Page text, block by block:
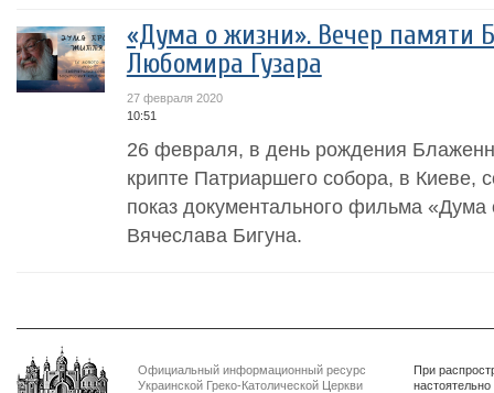
«Дума о жизни». Вечер памяти
Любомира Гузара
27 февраля 2020
10:51
26 февраля, в день рождения
крипте Патриаршего собора, в Киеве,
показ документального фильма
Вячеслава Бигуна.
Официальный информационный ресурс
Украинской Греко-Католической Церкви
При